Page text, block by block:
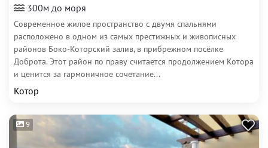
300м до моря
Современное жилое пространство с двумя спальнями
расположено в одном из самых престижных и живописных
районов Боко-Которский залив, в прибрежном посёлке
Доброта. Этот район по праву считается продолжением Котора
и ценится за гармоничное сочетание...
Котор
9